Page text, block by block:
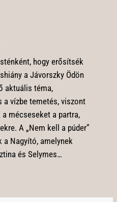
hogy erősítsék
a Jávorszky Ödön
aktuális téma,
a vízbe temetés, viszont
mécseseket a partra,
A „Nem kell a púder”
Nagyító, amelynek
és Selymes…